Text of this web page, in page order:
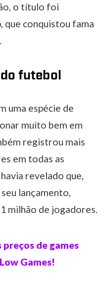
o título foi
que conquistou fama
.
futebol
uma espécie de
muito bem em
registrou mais
em todas as
revelado que,
lançamento,
milhão de jogadores.
preços de games
Games!